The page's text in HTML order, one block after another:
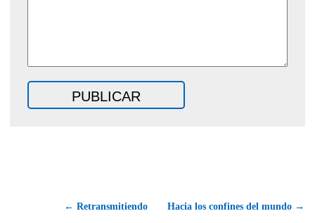
← Retransmitiendo Hacia los confines del mundo →